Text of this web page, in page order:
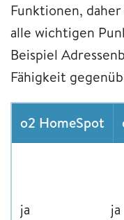
Funktionen,
alle wichtigen
Beispiel
Fähigkeit
o2 HomeSpot
ja ja